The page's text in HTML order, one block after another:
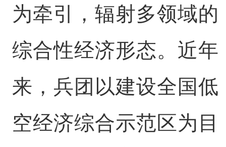
为牵引，辐射多领域的
综合性经济形态。近年
来，兵团以建设全国低
空经济综合示范区为目